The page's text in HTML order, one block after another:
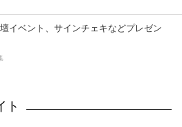
イベント、サインチェキなどプレゼン
ト